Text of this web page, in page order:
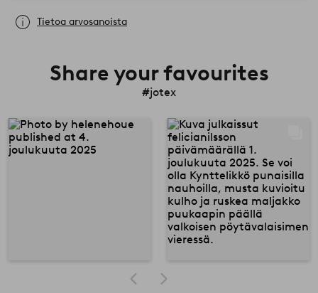
Tietoa arvosanoista
Share your favourites
#jotex